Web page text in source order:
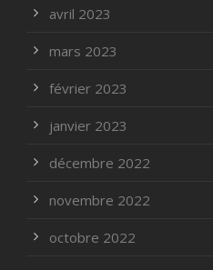
avril 2023
mars 2023
février 2023
janvier 2023
décembre 2022
novembre 2022
octobre 2022